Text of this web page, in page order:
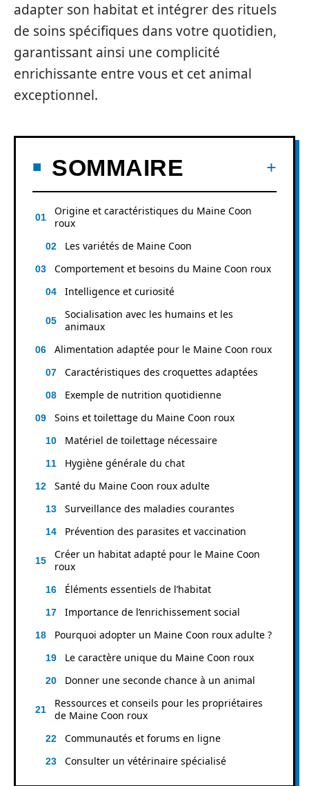
adapter son habitat et intégrer des rituels
de soins spécifiques dans votre quotidien,
garantissant ainsi une complicité
enrichissante entre vous et cet animal
exceptionnel.
SOMMAIRE
Origine et caractéristiques du Maine Coon
roux
Les variétés de Maine Coon
Comportement et besoins du Maine Coon roux
Intelligence et curiosité
Socialisation avec les humains et les
animaux
Alimentation adaptée pour le Maine Coon roux
Caractéristiques des croquettes adaptées
Exemple de nutrition quotidienne
Soins et toilettage du Maine Coon roux
Matériel de toilettage nécessaire
Hygiène générale du chat
Santé du Maine Coon roux adulte
Surveillance des maladies courantes
Prévention des parasites et vaccination
Créer un habitat adapté pour le Maine Coon
roux
Éléments essentiels de l’habitat
Importance de l’enrichissement social
Pourquoi adopter un Maine Coon roux adulte ?
Le caractère unique du Maine Coon roux
Donner une seconde chance à un animal
Ressources et conseils pour les propriétaires
de Maine Coon roux
Communautés et forums en ligne
Consulter un vétérinaire spécialisé